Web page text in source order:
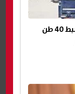
قبل بيعها في السوق السوداء.. ضبط 40 طن